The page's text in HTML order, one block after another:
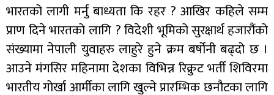
भारतको लागी मर्नु बाध्यता कि रहर ? आखिर कहिले सम्म
प्राण दिने भारतको लागि ? विदेशी भूमिको सुरक्षार्थ हजारौंको
संख्यामा नेपाली युवाहरु लाहुरे हुने क्रम बर्षोनी बढ्दो छ ।
आउने मंगसिर महिनामा देशका विभिन्न रिक्रुट भर्ती शिविरमा
भारतीय गोर्खा आर्मीका लागि खुल्ने प्रारम्भिक छनौटका लागि